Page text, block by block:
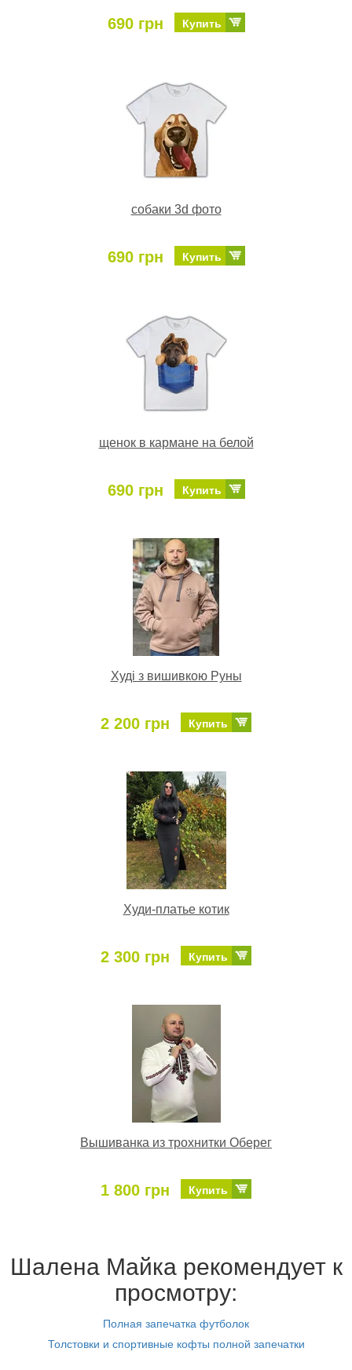
690 грн Купить
собаки 3d фото
690 грн Купить
щенок в кармане на белой
690 грн Купить
Худі з вишивкою Руны
2 200 грн Купить
Худи-платье котик
2 300 грн Купить
Вышиванка из трохнитки Оберег
1 800 грн Купить
Шалена Майка рекомендует к
просмотру:
Полная запечатка футболок
Толстовки и спортивные кофты полной запечатки